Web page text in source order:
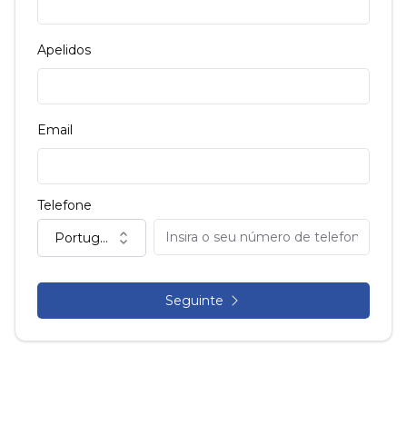
Apelidos
Email
Telefone
Portugal (+351)
Seguinte